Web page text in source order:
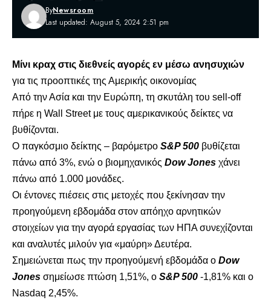
Last updated: August 5, 2024 2:51 pm
ByNewsroom
Μίνι κραχ στις διεθνείς αγορές εν μέσω ανησυχιών
για τις προοπτικές της Αμερικής οικονομίας
Από την Ασία και την Ευρώπη, τη σκυτάλη του sell-off
πήρε η Wall Street με τους αμερικανικούς δείκτες να
βυθίζονται.
Ο παγκόσμιο δείκτης – βαρόμετρο S&P500 βυθίζεται
πάνω από 3%, ενώ ο βιομηχανικός Dow Jones χάνει
πάνω από 1.000 μονάδες.
Οι έντονες πιέσεις στις μετοχές που ξεκίνησαν την
προηγούμενη εβδομάδα στον απόηχο αρνητικών
στοιχείων για την αγορά εργασίας των ΗΠΑ συνεχίζονται
και αναλυτές μιλούν για «μαύρη» Δευτέρα.
Σημειώνεται πως την προηγούμενή εβδομάδα ο Dow
Jones σημείωσε πτώση 1,51%, ο S&P500 -1,81% και ο
Nasdaq 2,45%.